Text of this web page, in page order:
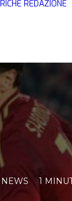
REDAZIONE
1